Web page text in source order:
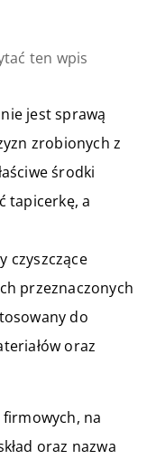
ten wpis
jest sprawą
zrobionych z
środki
tapicerkę, a
czyszczące
przeznaczonych
do
oraz
na
oraz nazwa